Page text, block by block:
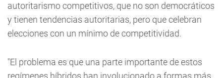
autoritarismo competitivos, que no son democráticos
y tienen tendencias autoritarias, pero que celebran
elecciones con un mínimo de competitividad.
"El problema es que una parte importante de estos
regímenes híbridos han involucionado a formas más